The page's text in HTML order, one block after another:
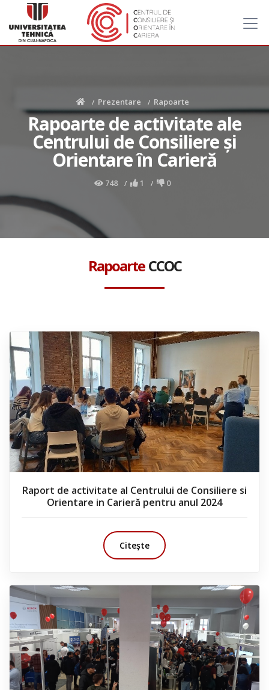
Prezentare Rapoarte
Rapoarte de activitate ale
Centrului de Consiliere şi
Orientare în Carieră
748 1 0
RapoarteCCOC
Raport de activitate al Centrului de Consiliere si
Orientare in Carieră pentru anul 2024
Citește